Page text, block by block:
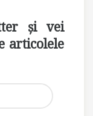
și vei
articolele